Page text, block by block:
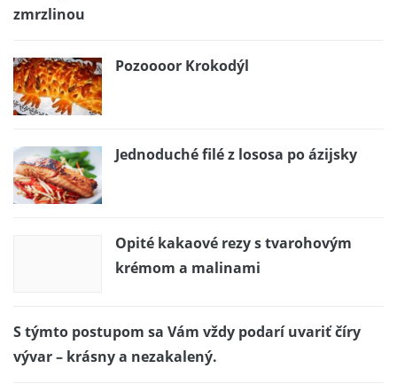
zmrzlinou
Pozoooor Krokodýl
Jednoduché filé z lososa po ázijsky
Opité kakaové rezy s tvarohovým
krémom a malinami
S týmto postupom sa Vám vždy podarí uvariť číry
vývar – krásny a nezakalený.